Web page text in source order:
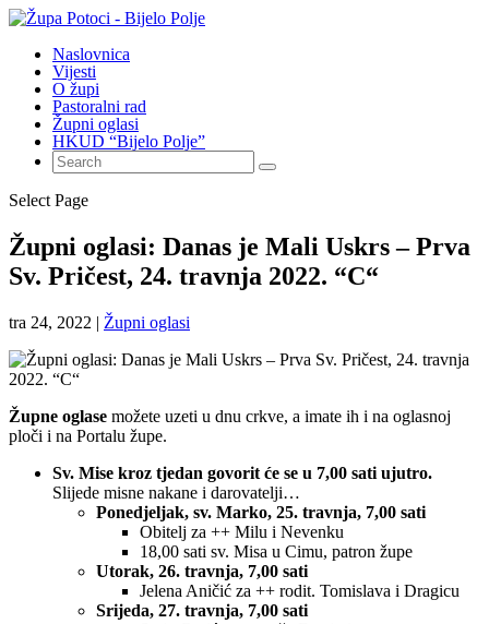
Naslovnica
Vijesti
O župi
Pastoralni rad
Župni oglasi
HKUD “Bijelo Polje”
Select Page
Župni oglasi: Danas je Mali Uskrs – Prva
Sv. Pričest, 24. travnja 2022. “C“
tra 24, 2022 | Župni oglasi
Župne oglase možete uzeti u dnu crkve, a imate ih i na oglasnoj
ploči i na Portalu župe.
Sv. Mise kroz tjedan govorit će se u 7,00 sati ujutro.
Slijede misne nakane i darovatelji…
Ponedjeljak, sv. Marko, 25. travnja, 7,00 sati
Obitelj za ++ Milu i Nevenku
18,00 sati sv. Misa u Cimu, patron župe
Utorak, 26. travnja, 7,00 sati
Jelena Aničić za ++ rodit. Tomislava i Dragicu
Srijeda, 27. travnja, 7,00 sati